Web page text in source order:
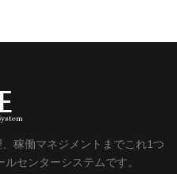
、稼働マネジメントまでこれ1つ
センターシステムです。